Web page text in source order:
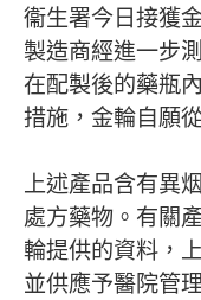
衞生署今日接獲
製造商經進一步
在配製後的藥瓶
措施，金輪自願
上述產品含有異
處方藥物。有關
輪提供的資料，
並供應予醫院管